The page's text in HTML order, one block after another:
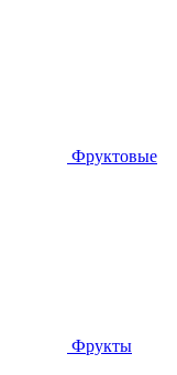
Фруктовые
Фрукты